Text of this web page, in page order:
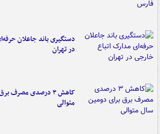
دستگیری باند جاعلان
در تهران
کاهش ۳ درصدی مصرف
متوالی